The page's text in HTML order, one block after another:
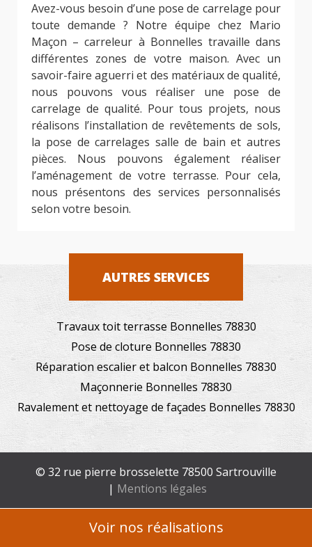
Avez-vous besoin d’une pose de carrelage pour
toute demande ? Notre équipe chez Mario
Maçon – carreleur à Bonnelles travaille dans
différentes zones de votre maison. Avec un
savoir-faire aguerri et des matériaux de qualité,
nous pouvons vous réaliser une pose de
carrelage de qualité. Pour tous projets, nous
réalisons l’installation de revêtements de sols,
la pose de carrelages salle de bain et autres
pièces. Nous pouvons également réaliser
l’aménagement de votre terrasse. Pour cela,
nous présentons des services personnalisés
selon votre besoin.
AUTRES SERVICES
Travaux toit terrasse Bonnelles 78830
Pose de cloture Bonnelles 78830
Réparation escalier et balcon Bonnelles 78830
Maçonnerie Bonnelles 78830
Ravalement et nettoyage de façades Bonnelles 78830
© 32 rue pierre brosselette 78500 Sartrouville
| Mentions légales
Voir nos réalisations